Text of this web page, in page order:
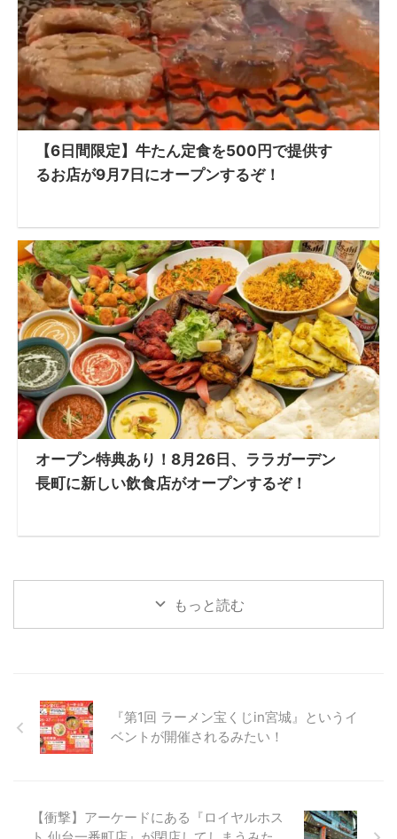
【6日間限定】牛たん定食を500円で提供す
るお店が9月7日にオープンするぞ！
オープン特典あり！8月26日、ララガーデン
長町に新しい飲食店がオープンするぞ！
もっと読む
『第1回 ラーメン宝くじin宮城』というイ
ベントが開催されるみたい！
【衝撃】アーケードにある『ロイヤルホス